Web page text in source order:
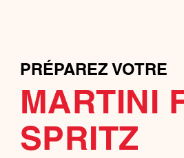
PRÉPAREZ VOTRE
MARTINI
SPRITZ